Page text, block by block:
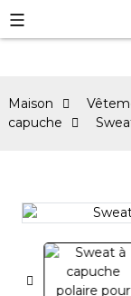
Maison
capuche